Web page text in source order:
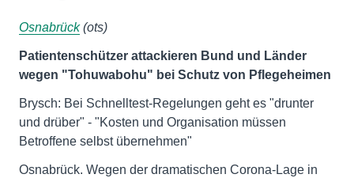
Osnabrück(ots)
Patientenschützer attackieren Bund und Länder
wegen "Tohuwabohu" bei Schutz von Pflegeheimen
Brysch: Bei Schnelltest-Regelungen geht es "drunter
und drüber" - "Kosten und Organisation müssen
Betroffene selbst übernehmen"
Osnabrück. Wegen der dramatischen Corona-Lage in